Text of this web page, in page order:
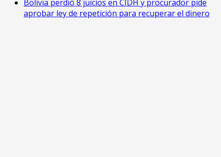
Bolivia perdió 8 juicios en CIDH y procurador pide
aprobar ley de repetición para recuperar el dinero